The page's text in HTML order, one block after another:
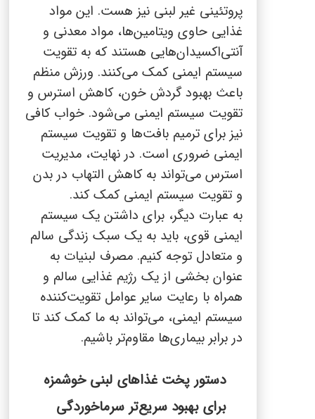
پروتئینی غیر لبنی نیز هست. این مواد
غذایی حاوی ویتامین‌ها، مواد معدنی و
آنتی‌اکسیدان‌هایی هستند که به تقویت
سیستم ایمنی کمک می‌کنند. ورزش منظم
باعث بهبود گردش خون، کاهش استرس و
تقویت سیستم ایمنی می‌شود. خواب کافی
نیز برای ترمیم بافت‌ها و تقویت سیستم
ایمنی ضروری است. در نهایت، مدیریت
استرس می‌تواند به کاهش التهاب در بدن
و تقویت سیستم ایمنی کمک کند.
به عبارت دیگر، برای داشتن یک سیستم
ایمنی قوی، باید به یک سبک زندگی سالم
و متعادل توجه کنیم. مصرف لبنیات به
عنوان بخشی از یک رژیم غذایی سالم و
همراه با رعایت سایر عوامل تقویت‌کننده
سیستم ایمنی، می‌تواند به ما کمک کند تا
در برابر بیماری‌ها مقاوم‌تر باشیم.
دستور پخت غذاهای لبنی خوشمزه
برای بهبود سریع‌تر سرماخوردگی